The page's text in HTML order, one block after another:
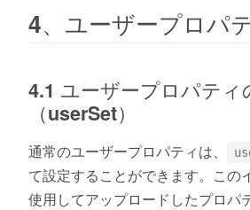
4、ユーザープロパ
4.1 ユーザープロパティ
（userSet）
通常のユーザープロパティは、
て設定することができます。この
使用してアップロードしたプロパ